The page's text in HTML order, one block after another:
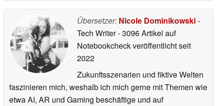
Übersetzer: Nicole Dominikowski-
Tech Writer- 3096 Artikel auf
Notebookcheck veröffentlichtseit
2022
Zukunftsszenarien und fiktive Welten
faszinieren mich, weshalb ich mich gerne mit Themen wie
etwa AI, AR und Gaming beschäftige und auf